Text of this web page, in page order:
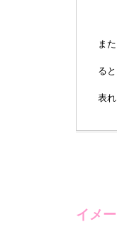
ま
る
表
イメ